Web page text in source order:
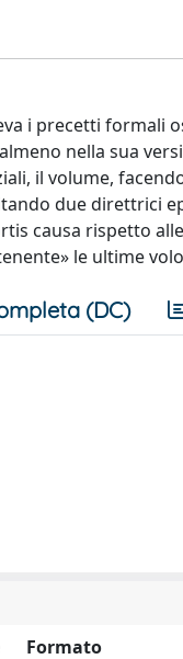
i precetti formali
nella sua
il volume,
due direttrici
causa rispetto
le ultime
(DC)
Formato